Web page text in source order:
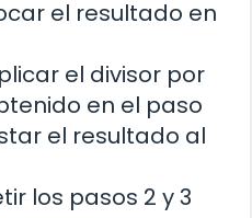
el resultado en
el divisor por
en el paso
el resultado al
los pasos 2 y 3